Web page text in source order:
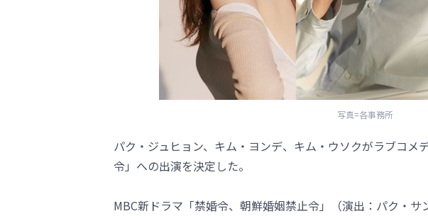
写真=各事務所
パク・ジュヒョン、キム・ヨンデ、キム・ウソクがラブコメ
令」への出演を決定した。
MBC新ドラマ「禁婚令、朝鮮婚姻禁止令」（演出：パク・サ